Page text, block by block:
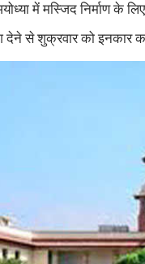
में मस्जिद निर्माण के
देने से शुक्रवार को इनकार